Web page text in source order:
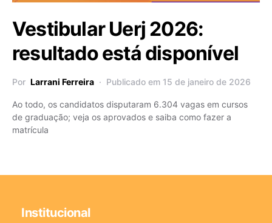
Vestibular Uerj 2026:
resultado está disponível
Por Larrani Ferreira Publicado em 15 de janeiro de 2026
Ao todo, os candidatos disputaram 6.304 vagas em cursos
de graduação; veja os aprovados e saiba como fazer a
matrícula
Institucional